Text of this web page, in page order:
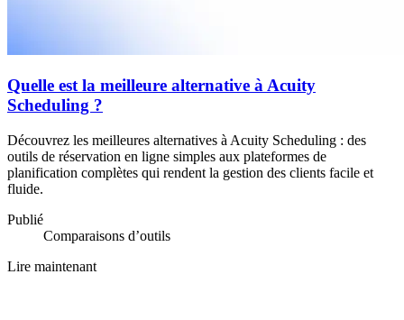
Quelle est la meilleure alternative à Acuity
Scheduling ?
Découvrez les meilleures alternatives à Acuity Scheduling : des
outils de réservation en ligne simples aux plateformes de
planification complètes qui rendent la gestion des clients facile et
fluide.
Publié
Comparaisons d’outils
Lire maintenant